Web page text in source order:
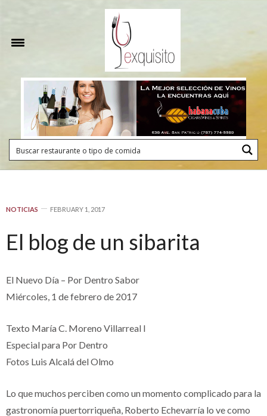
NOTICIAS FEBRUARY 1, 2017
El blog de un sibarita
El Nuevo Día – Por Dentro Sabor
Miércoles, 1 de febrero de 2017
Texto María C. Moreno Villarreal l
Especial para Por Dentro
Fotos Luis Alcalá del Olmo
Lo que muchos perciben como un momento complicado para la
gastronomía puertorriqueña, Roberto Echevarría lo ve como